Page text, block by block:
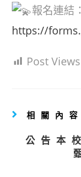
報名連結：
https://
Post
相關內容
公告本